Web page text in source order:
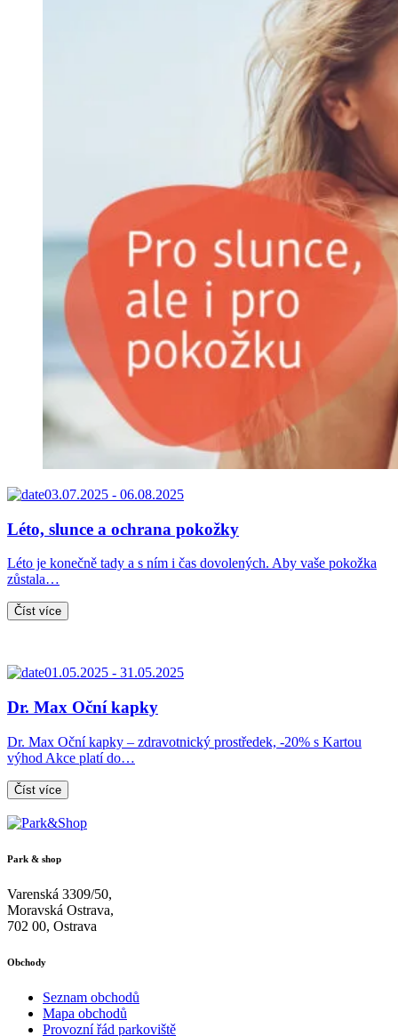
03.07.2025 - 06.08.2025
Léto, slunce a ochrana pokožky
Léto je konečně tady a s ním i čas dovolených. Aby vaše pokožka
zůstala…
Číst více
01.05.2025 - 31.05.2025
Dr. Max Oční kapky
Dr. Max Oční kapky – zdravotnický prostředek, -20% s Kartou
výhod Akce platí do…
Číst více
Park & shop
Varenská 3309/50,
Moravská Ostrava,
702 00, Ostrava
Obchody
Seznam obchodů
Mapa obchodů
Provozní řád parkoviště